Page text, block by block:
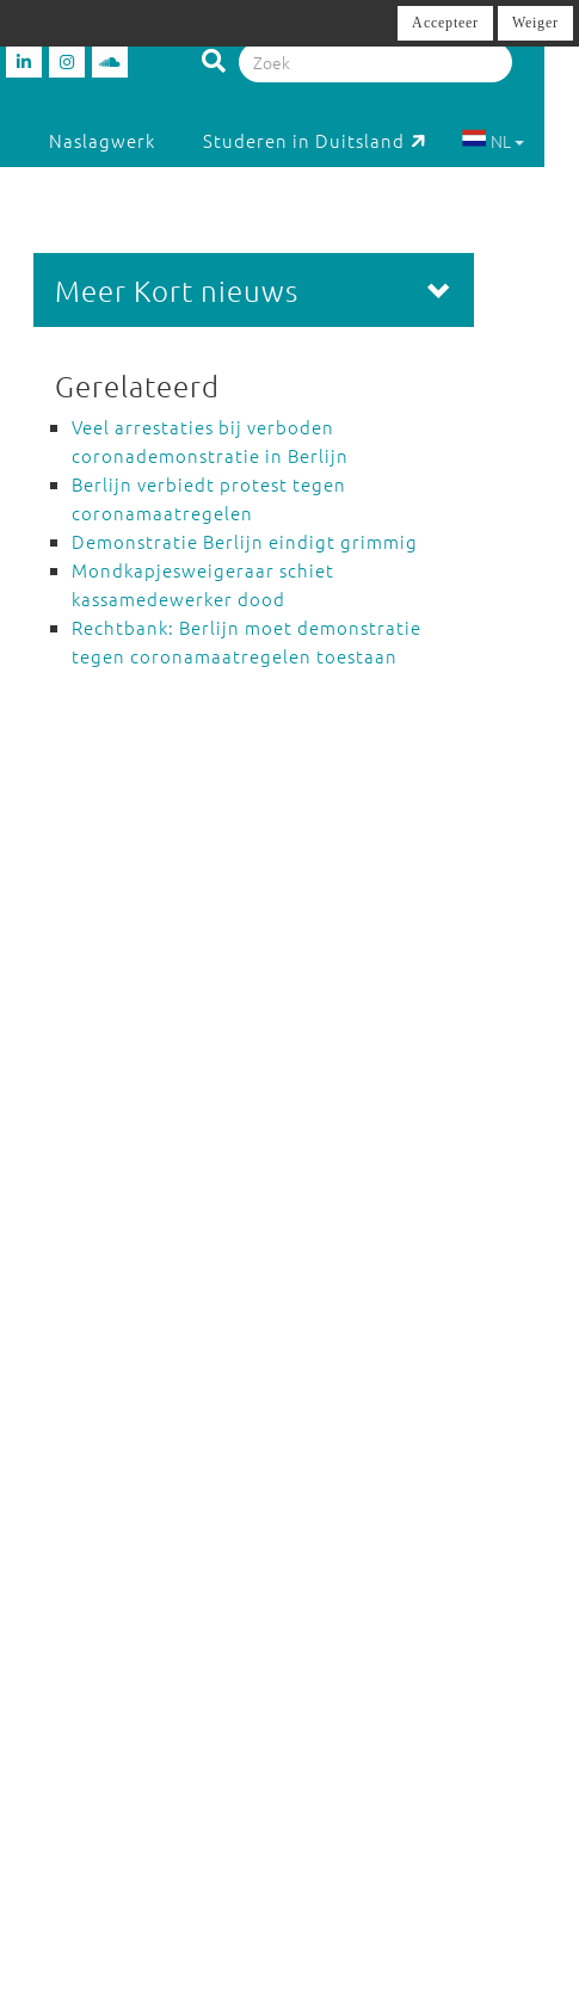
Naslagwerk Studeren in Duitsland NL
Meer Kort nieuws
Gerelateerd
Veel arrestaties bij verboden
coronademonstratie in Berlijn
Berlijn verbiedt protest tegen
coronamaatregelen
Demonstratie Berlijn eindigt grimmig
Mondkapjesweigeraar schiet
kassamedewerker dood
Rechtbank: Berlijn moet demonstratie
tegen coronamaatregelen toestaan
Accepteer Weiger